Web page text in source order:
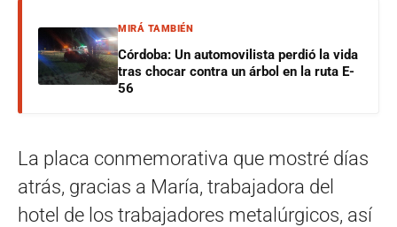
MIRÁ TAMBIÉN
Córdoba: Un automovilista perdió la vida
tras chocar contra un árbol en la ruta E-
56
La placa conmemorativa que mostré días
atrás, gracias a María, trabajadora del
hotel de los trabajadores metalúrgicos, así